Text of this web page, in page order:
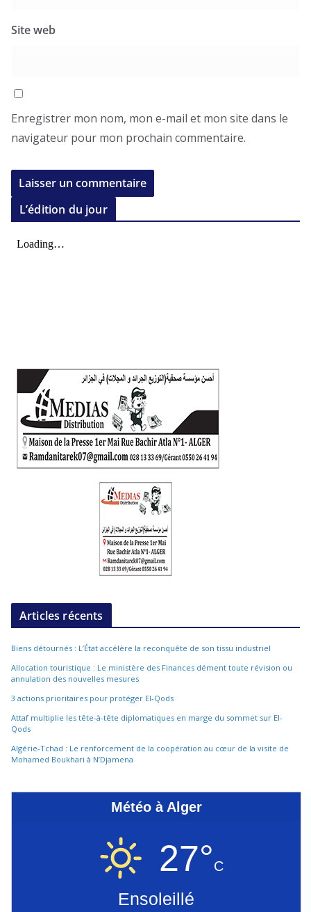
Site web
Enregistrer mon nom, mon e-mail et mon site dans le
navigateur pour mon prochain commentaire.
L’édition du jour
Articles récents
Biens détournés : L’État accélère la reconquête de son tissu industriel
Allocation touristique : Le ministère des Finances dément toute révision ou
annulation des nouvelles mesures
3 actions prioritaires pour protéger El-Qods
Attaf multiplie les tête-à-tête diplomatiques en marge du sommet sur El-
Qods
Algérie-Tchad : Le renforcement de la coopération au cœur de la visite de
Mohamed Boukhari à N’Djamena
Météo à Alger
27°C
Ensoleillé